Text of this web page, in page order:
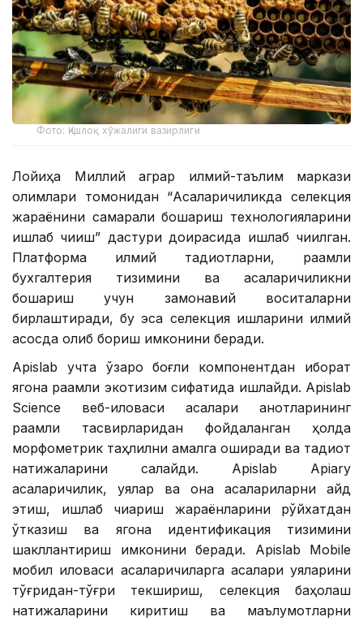
Фото: Қишлоқ хўжалиги вазирлиги
Лойиҳа Миллий аграр илмий-таълим маркази
олимлари томонидан “Асаларичиликда селекция
жараёнини самарали бошқариш технологияларини
ишлаб чиқиш” дастури доирасида ишлаб чиқилган.
Платформа илмий тадқиқотларни, рақамли
бухгалтерия тизимини ва асаларичиликни
бошқариш учун замонавий воситаларни
бирлаштиради, бу эса селекция ишларини илмий
асосда олиб бориш имконини беради.
Apislab учта ўзаро боғлиқ компонентдан иборат
ягона рақамли экотизим сифатида ишлайди. Apislab
Science веб-иловаси асалари қанотларининг
рақамли тасвирларидан фойдаланган ҳолда
морфометрик таҳлилни амалга оширади ва тадқиқот
натижаларини сақлайди. Apislab Apiary
асаларичилик, уялар ва она асалариларни қайд
этиш, ишлаб чиқариш жараёнларини рўйхатдан
ўтказиш ва ягона идентификация тизимини
шакллантириш имконини беради. Apislab Mobile
мобил иловаси асаларичиларга асалари уяларини
тўғридан-тўғри текшириш, селекция баҳолаш
натижаларини киритиш ва маълумотларни